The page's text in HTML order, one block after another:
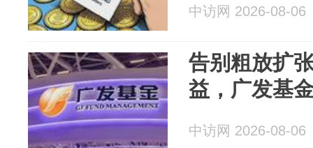
中访网 2026-08-06
告别粗放扩
益，广发基
中访网 2026-08-06